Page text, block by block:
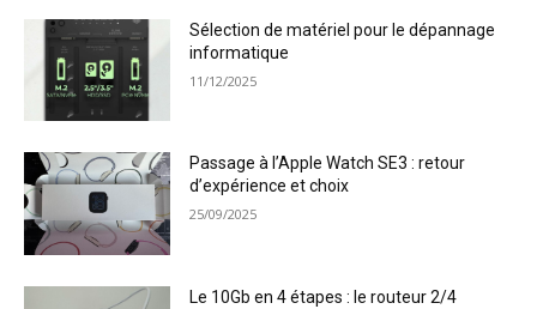
Sélection de matériel pour le dépannage
informatique
11/12/2025
Passage à l’Apple Watch SE3 : retour
d’expérience et choix
25/09/2025
Le 10Gb en 4 étapes : le routeur 2/4